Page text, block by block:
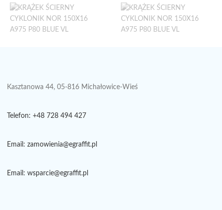
Kasztanowa 44, 05-816 Michałowice-Wieś
Telefon: +48 728 494 427
Email: zamowienia@egraffit.pl
Email: wsparcie@egraffit.pl